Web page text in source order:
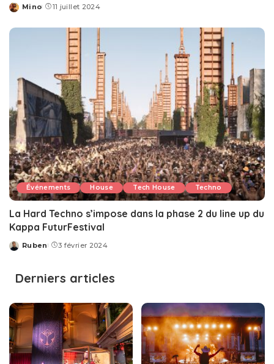
Posted
Mino 11 juillet 2024
Événements House Tech House Techno
La Hard Techno s’impose dans la phase 2 du line up du
Kappa FuturFestival
Posted
Ruben 3 février 2024
Derniers articles